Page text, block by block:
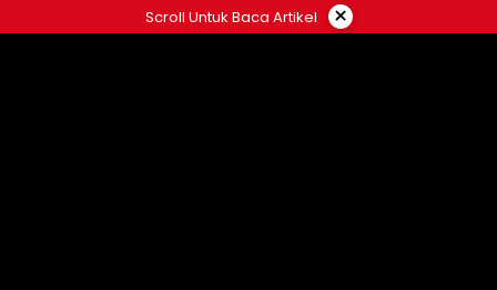
to
Scroll Untuk Baca Artikel ×